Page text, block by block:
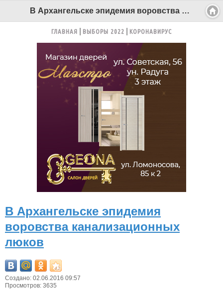
В Архангельске эпидемия воровства канализационных люков - Беломорканал Северодвинск tv29.ru
ГЛАВНАЯ ВЫБОРЫ 2022 КОРОНАВИРУС
В Архангельске эпидемия
воровства канализационных
люков
Создано: 02.06.2016 09:57
Просмотров: 3635